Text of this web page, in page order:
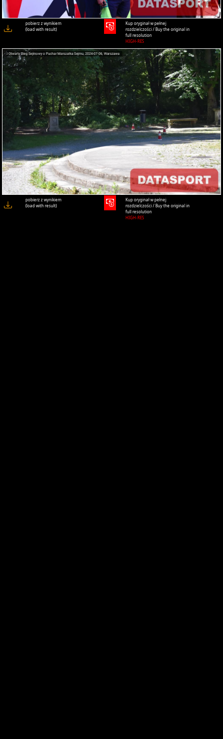
pobierz z wynikiem
(load with result)
Kup oryginał w pełnej
rozdzielczości / Buy the original in
full resolution
HIGH-RES
pobierz z wynikiem
(load with result)
Kup oryginał w pełnej
rozdzielczości / Buy the original in
full resolution
HIGH-RES